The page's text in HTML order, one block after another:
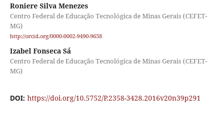
Roniere Silva Menezes
Centro Federal de Educação Tecnológica de Minas Gerais (CEFET-
MG)
http://orcid.org/0000-0002-9490-9658
Izabel Fonseca Sá
Centro Federal de Educação Tecnológica de Minas Gerais (CEFET-
MG)
DOI: https://doi.org/10.5752/P.2358-3428.2016v20n39p291